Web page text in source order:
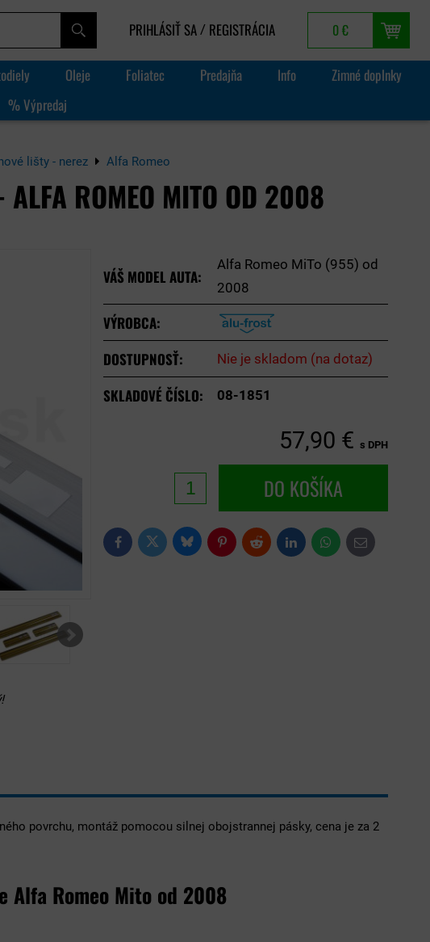
PRIHLÁSIŤ SA / REGISTRÁCIA 0 €
Oleje Foliatec Predajňa Info
Zimné doplnky
% Výpredaj
lišty - nerez Alfa Romeo
ALFA ROMEO MITO OD 2008
VÁŠ MODEL AUTA:
Alfa Romeo MiTo (955) od
2008
VÝROBCA:
DOSTUPNOSŤ:
Nie je skladom (na dotaz)
SKLADOVÉ ČÍSLO: 08-1851
57,90 € s DPH
DO KOŠÍKA
FacebookTwitter BlueskyPinterestReddit LinkedInWhatsApp
E-
mail
povrchu, montáž pomocou silnej obojstrannej pásky, cena je za 2
Alfa Romeo Mito od 2008